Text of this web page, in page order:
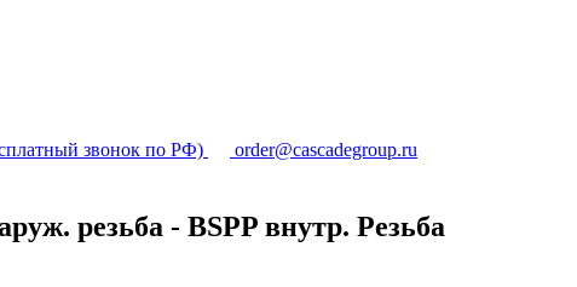
звонок по РФ) order@cascadegroup.ru
резьба - BSPP внутр. Резьба